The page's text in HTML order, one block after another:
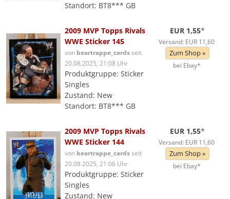
Standort: BT8*** GB
2009 MVP Topps Rivals
WWE Sticker 145
von beartrappe_cardsseit
20.08.2025, 21:08 Uhr
Produktgruppe: Sticker
Singles
Zustand: New
Standort: BT8*** GB
EUR 1,55*
Versand: EUR 11,60
Zum Shop »
bei Ebay*
2009 MVP Topps Rivals
WWE Sticker 144
von beartrappe_cardsseit
20.08.2025, 21:06 Uhr
Produktgruppe: Sticker
Singles
Zustand: New
EUR 1,55*
Versand: EUR 11,60
Zum Shop »
bei Ebay*